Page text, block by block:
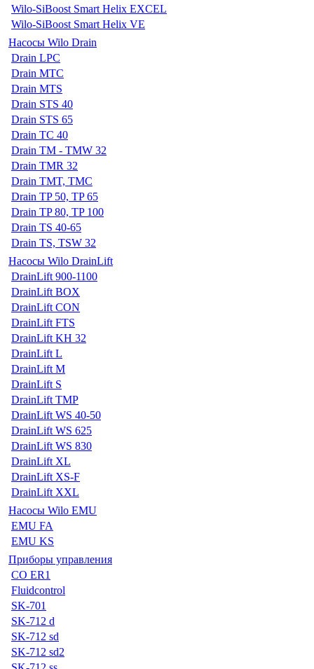
Wilo-SiBoost Smart Helix EXCEL
Wilo-SiBoost Smart Helix VE
Насосы Wilo Drain
Drain LPC
Drain MTC
Drain MTS
Drain STS 40
Drain STS 65
Drain TC 40
Drain TM - TMW 32
Drain TMR 32
Drain TMT, TMC
Drain TP 50, TP 65
Drain TP 80, TP 100
Drain TS 40-65
Drain TS, TSW 32
Насосы Wilo DrainLift
DrainLift 900-1100
DrainLift BOX
DrainLift CON
DrainLift FTS
DrainLift KH 32
DrainLift L
DrainLift M
DrainLift S
DrainLift TMP
DrainLift WS 40-50
DrainLift WS 625
DrainLift WS 830
DrainLift XL
DrainLift XS-F
DrainLift XXL
Насосы Wilo EMU
EMU FA
EMU KS
Приборы управления
CO ER1
Fluidcontrol
SK-701
SK-712 d
SK-712 sd
SK-712 sd2